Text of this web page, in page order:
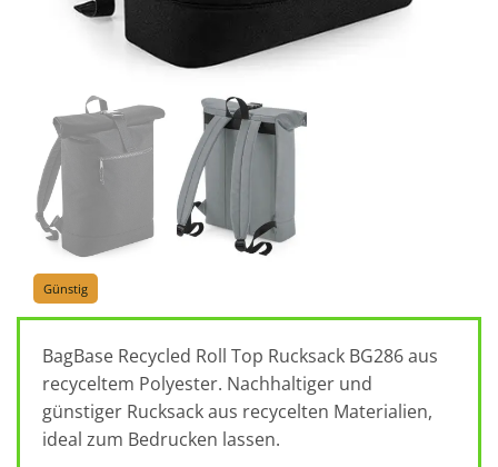
Günstig
BagBase Recycled Roll Top Rucksack BG286 aus
recyceltem Polyester. Nachhaltiger und
günstiger Rucksack aus recycelten Materialien,
ideal zum Bedrucken lassen.